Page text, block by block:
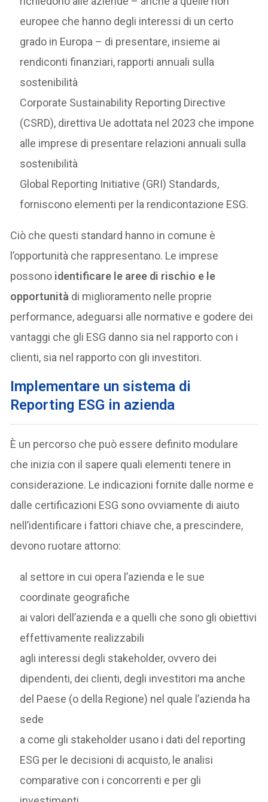
europee che hanno degli interessi di un certo
grado in Europa – di presentare, insieme ai
rendiconti finanziari, rapporti annuali sulla
sostenibilità
Corporate Sustainability Reporting Directive
(CSRD), direttiva Ue adottata nel 2023 che impone
alle imprese di presentare relazioni annuali sulla
sostenibilità
Global Reporting Initiative (GRI) Standards,
forniscono elementi per la rendicontazione ESG.
Ciò che questi standard hanno in comune è
l’opportunità che rappresentano. Le imprese
possono identificare le aree di rischio e le
opportunità di miglioramento nelle proprie
performance, adeguarsi alle normative e godere dei
vantaggi che gli ESG danno sia nel rapporto con i
clienti, sia nel rapporto con gli investitori.
Implementare un sistema di
Reporting ESG in azienda
È un percorso che può essere definito modulare
che inizia con il sapere quali elementi tenere in
considerazione. Le indicazioni fornite dalle norme e
dalle certificazioni ESG sono ovviamente di aiuto
nell’identificare i fattori chiave che, a prescindere,
devono ruotare attorno:
al settore in cui opera l’azienda e le sue
coordinate geografiche
ai valori dell’azienda e a quelli che sono gli obiettivi
effettivamente realizzabili
agli interessi degli stakeholder, ovvero dei
dipendenti, dei clienti, degli investitori ma anche
del Paese (o della Regione) nel quale l’azienda ha
sede
a come gli stakeholder usano i dati del reporting
ESG per le decisioni di acquisto, le analisi
comparative con i concorrenti e per gli